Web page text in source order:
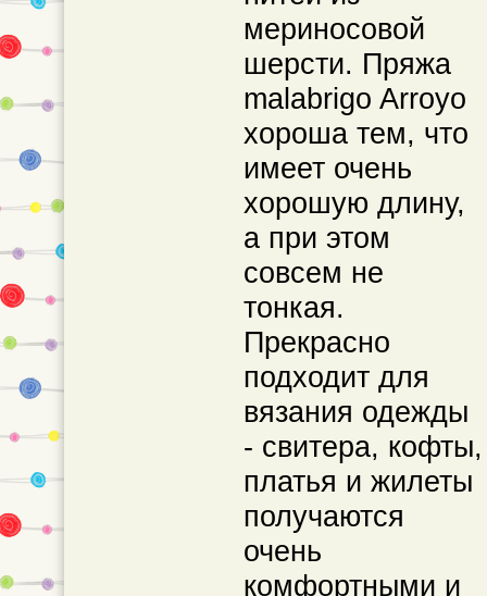
мериносовой
шерсти. Пряжа
malabrigo Arroyo
хороша тем, что
имеет очень
хорошую длину,
а при этом
совсем не
тонкая.
Прекрасно
подходит для
вязания одежды
- свитера, кофты,
платья и жилеты
получаются
очень
комфортными и